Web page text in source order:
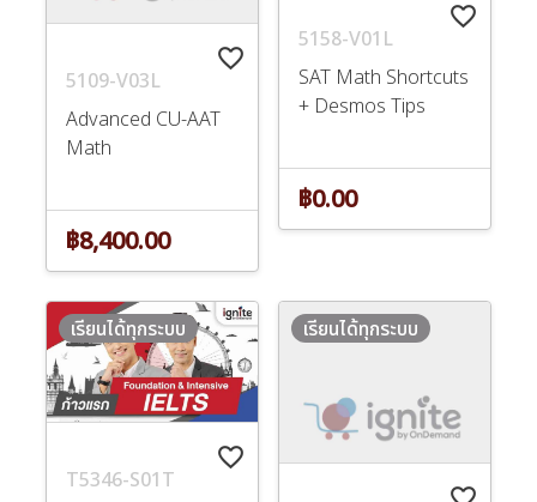
favorite_border
5109-V03L
Advanced CU-AAT
Math
฿8,400.00
favorite_border
5158-V01L
SAT Math Shortcuts
+ Desmos Tips
฿0.00
favorite_border
T5346-S01T
เรียนได้ทุกระบบ เรียนได้ทุกระบบ